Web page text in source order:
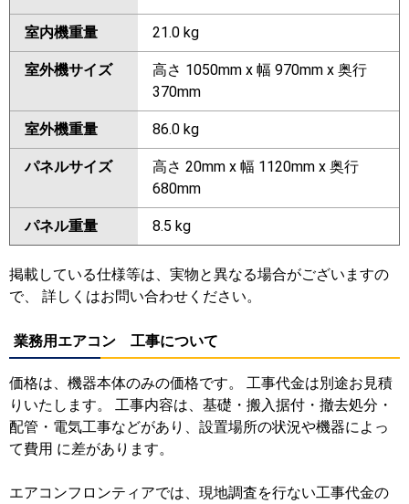
室内機重量 21.0 kg
室外機サイズ
高さ 1050mm x 幅 970mm x 奥行
370mm
室外機重量 86.0 kg
パネルサイズ
高さ 20mm x 幅 1120mm x 奥行
680mm
パネル重量 8.5 kg
掲載している仕様等は、実物と異なる場合がございますの
で、 詳しくはお問い合わせください。
業務用エアコン 工事について
価格は、機器本体のみの価格です。 工事代金は別途お見積
りいたします。 工事内容は、基礎・搬入据付・撤去処分・
配管・電気工事などがあり、設置場所の状況や機器によっ
て費用 に差があります。
エアコンフロンティアでは、現地調査を行ない工事代金の